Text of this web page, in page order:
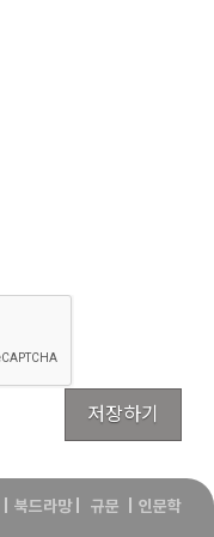
저장하기
북드라망| 규문 |인문학